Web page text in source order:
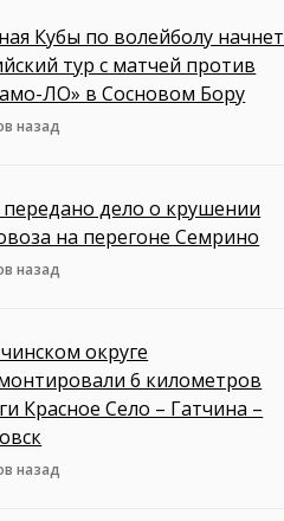
Кубы по волейболу начнет
тур с матчей против
ЛО» в Сосновом Бору
назад
передано дело о крушении
на перегоне Семрино
назад
округе
6 километров
Красное Село – Гатчина –
назад